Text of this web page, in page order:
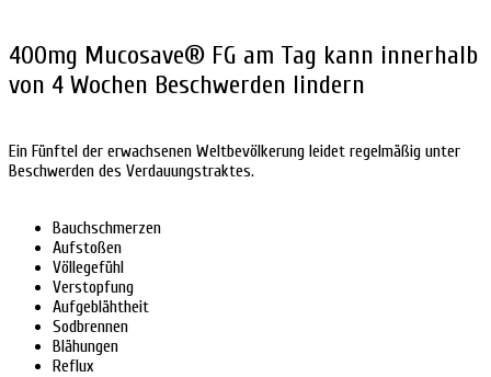
400mg Mucosave® FG am Tag kann innerhalb
von 4 Wochen Beschwerden lindern
Ein Fünftel der erwachsenen Weltbevölkerung leidet regelmäßig unter
Beschwerden des Verdauungstraktes.
Bauchschmerzen
Aufstoßen
Völlegefühl
Verstopfung
Aufgeblähtheit
Sodbrennen
Blähungen
Reflux